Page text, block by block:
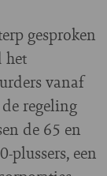
gesproken
het
vanaf
regeling
de 65 en
plussers, een